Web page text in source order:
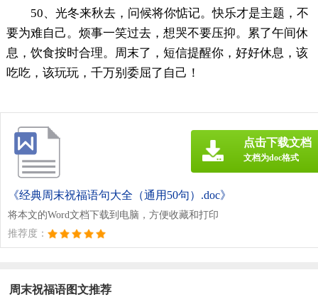
50、光冬来秋去，问候将你惦记。快乐才是主题，不
要为难自己。烦事一笑过去，想哭不要压抑。累了午间休
息，饮食按时合理。周末了，短信提醒你，好好休息，该
吃吃，该玩玩，千万别委屈了自己！
《经典周末祝福语句大全（通用50句）.doc》
将本文的Word文档下载到电脑，方便收藏和打印
推荐度：
点击下载文档
文档为doc格式
周末祝福语图文推荐